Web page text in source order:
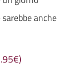
anche